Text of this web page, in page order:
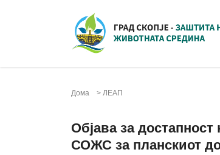
Дома > ЛЕАП
Објава за
СОЖС за планскиот